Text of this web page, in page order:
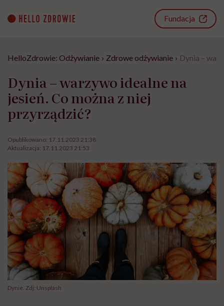
content
Fundacja
HelloZdrowie: Odżywianie › Zdrowe odżywianie › Dynia –
Dynia – warzywo idealne na
jesień. Co można z niej
przyrządzić?
Opublikowano: 17.11.2023 21:38
Aktualizacja: 17.11.2023 21:53
Dynie. Zdj: Unsplash